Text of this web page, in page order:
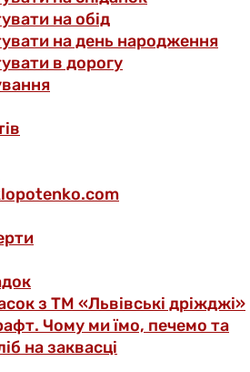
на обід
на день народження
в дорогу
з ТМ «Львівські дріжджі»
Чому ми їмо, печемо та
на заквасці